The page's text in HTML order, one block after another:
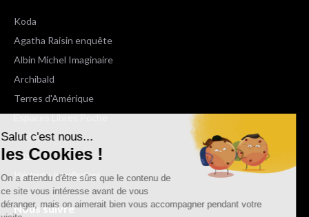
Salut c'est nous...
les Cookies !
On a attendu d'être sûrs que le contenu de
ce site vous intéresse avant de vous
déranger, mais on aimerait bien vous accompagner pendant votre
Koda
Agatha Raisin enquête
Albin Michel Imaginaire
Archibald
Terres d'Amérique
Espaces Libres Poche
NOX
Wiz
Voir toutes les collections
Nous suivre